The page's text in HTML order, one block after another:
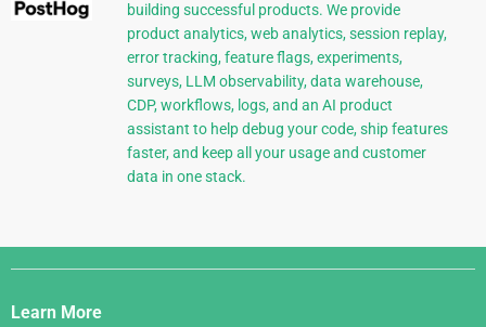
building successful products. We provide
product analytics, web analytics, session replay,
error tracking, feature flags, experiments,
surveys, LLM observability, data warehouse,
CDP, workflows, logs, and an AI product
assistant to help debug your code, ship features
faster, and keep all your usage and customer
data in one stack.
Django
Links
Learn More